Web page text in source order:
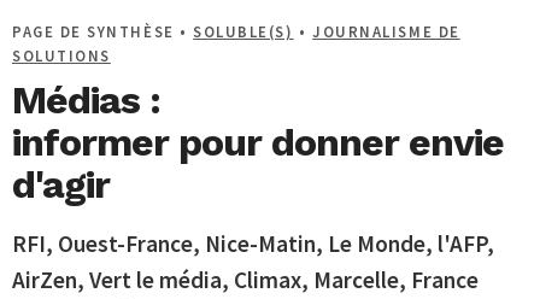
PAGE DE SYNTHÈSE •SOLUBLE(S) •JOURNALISME DE
SOLUTIONS
Médias :
informer pour donner envie
d'agir
RFI, Ouest-France, Nice-Matin, Le Monde, l'AFP,
AirZen, Vert le média, Climax, Marcelle, France